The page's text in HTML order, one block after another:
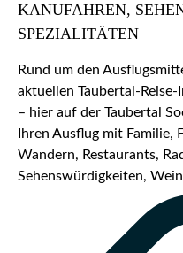
KANUFAHREN,
SPEZIALITÄTEN
Rund um den
aktuellen Taubertal-
– hier auf der Taubertal
Ihren Ausflug mit Familie,
Wandern, Restaurants,
Sehenswürdigkeiten,